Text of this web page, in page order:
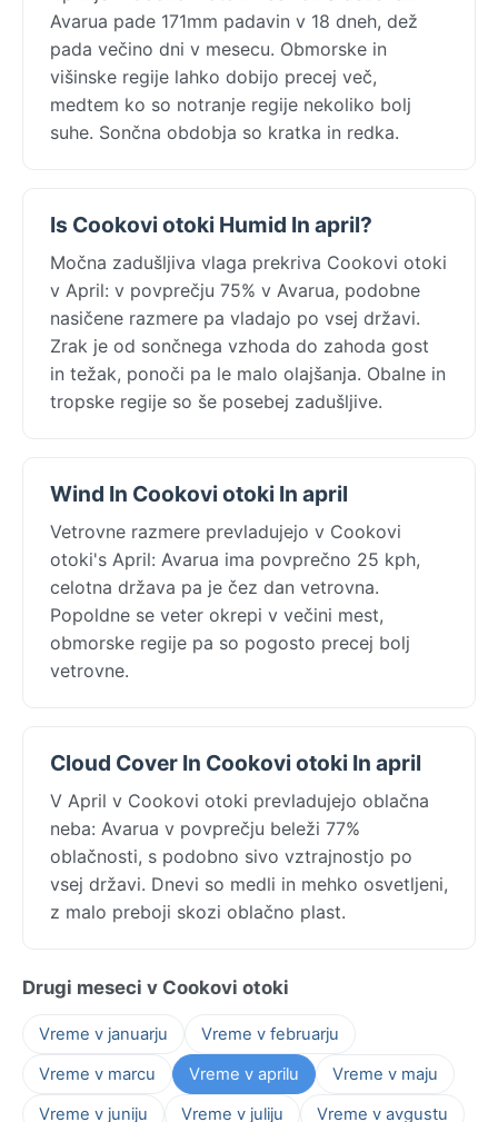
Avarua pade 171mm padavin v 18 dneh, dež
pada večino dni v mesecu. Obmorske in
višinske regije lahko dobijo precej več,
medtem ko so notranje regije nekoliko bolj
suhe. Sončna obdobja so kratka in redka.
Is Cookovi otoki Humid In april?
Močna zadušljiva vlaga prekriva Cookovi otoki
v April: v povprečju 75% v Avarua, podobne
nasičene razmere pa vladajo po vsej državi.
Zrak je od sončnega vzhoda do zahoda gost
in težak, ponoči pa le malo olajšanja. Obalne in
tropske regije so še posebej zadušljive.
Wind In Cookovi otoki In april
Vetrovne razmere prevladujejo v Cookovi
otoki's April: Avarua ima povprečno 25 kph,
celotna država pa je čez dan vetrovna.
Popoldne se veter okrepi v večini mest,
obmorske regije pa so pogosto precej bolj
vetrovne.
Cloud Cover In Cookovi otoki In april
V April v Cookovi otoki prevladujejo oblačna
neba: Avarua v povprečju beleži 77%
oblačnosti, s podobno sivo vztrajnostjo po
vsej državi. Dnevi so medli in mehko osvetljeni,
z malo preboji skozi oblačno plast.
Drugi meseci v Cookovi otoki
Vreme v januarju
Vreme v februarju
Vreme v marcu
Vreme v aprilu
Vreme v maju
Vreme v juniju
Vreme v juliju Vreme v avgustu